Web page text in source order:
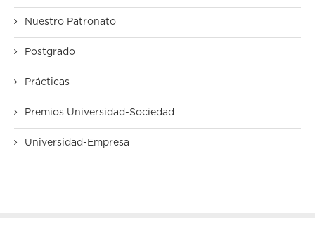
Nuestro Patronato
Postgrado
Prácticas
Premios Universidad-Sociedad
Universidad-Empresa